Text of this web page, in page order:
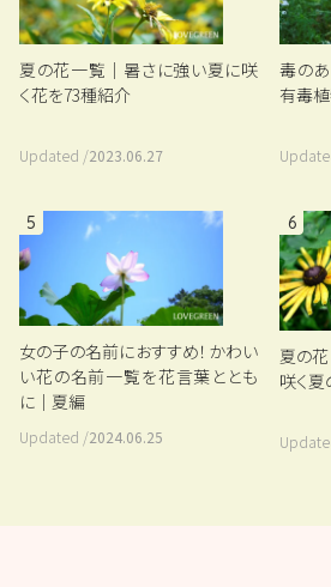
夏の花一覧｜暑さに強い夏に咲
く花を73種紹介
Updated /2023.06.27
毒の
有毒
5
女の子の名前におすすめ！かわい
い花の名前一覧を花言葉ととも
に｜夏編
Updated /2024.06.25
6
夏の花
咲く